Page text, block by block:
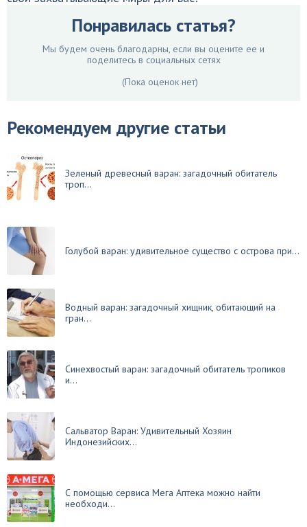
Понравилась статья?
Мы будем очень благодарны, если вы оцените ее и
поделитесь в социальных сетях
(Пока оценок нет)
Рекомендуем другие статьи
Зеленый древесный варан: загадочный обитатель
троп...
Голубой варан: удивительное существо с острова при...
Водный варан: загадочный хищник, обитающий на
гран...
Синехвостый варан: загадочный обитатель тропиков
и...
Сальватор Варан: Удивительный Хозяин
Индонезийских...
С помощью сервиса Мега Аптека можно найти
необходи...